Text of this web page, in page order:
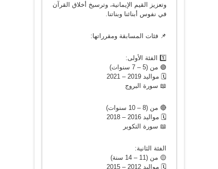
وتعزيز القيم الإيمانية، وترسيخ أخلاق القرآن
في نفوس أبنائنا وبناتنا.
📌 فئات المسابقة ومقرراتها:
1️⃣ الفئة الأولى:
🟢 من (5 – 7 سنوات)
🗓️ مواليد 2019 – 2021
📖 سورة البروج
🔴 من (8 – 10 سنوات)
🗓️ مواليد 2016 – 2018
📖 سورة التكوير
الفئة الثانية:
🟡 من (11 – 14 سنة)
🗓️ مواليد 2012 – 2015